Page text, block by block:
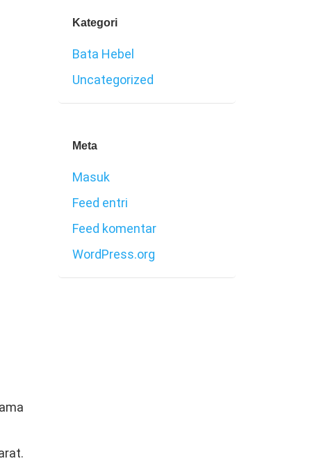
Kategori
Bata Hebel
Uncategorized
Meta
Masuk
Feed entri
Feed komentar
WordPress.org